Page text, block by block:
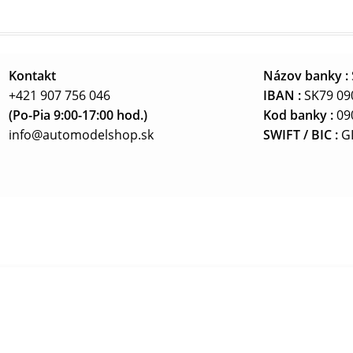
Kontakt
+421 907 756 046
(Po-Pia 9:00-17:00 hod.)
info@automodelshop.sk
Názov banky :
IBAN :SK79
Kod banky :
SWIFT / BIC :